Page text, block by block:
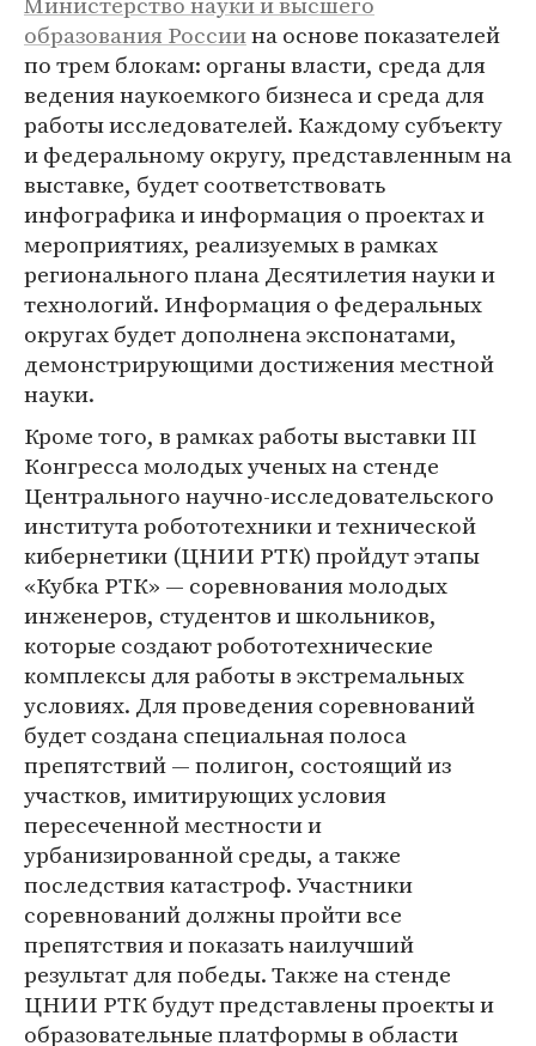
образования Россиина основе показателей
по трем блокам: органы власти, среда для
ведения наукоемкого бизнеса и среда для
работы исследователей. Каждому субъекту
и федеральному округу, представленным на
выставке, будет соответствовать
инфографика и информация о проектах и
мероприятиях, реализуемых в рамках
регионального плана Десятилетия науки и
технологий. Информация о федеральных
округах будет дополнена экспонатами,
демонстрирующими достижения местной
науки.
Кроме того, в рамках работы выставки III
Конгресса молодых ученых на стенде
Центрального научно-исследовательского
института робототехники и технической
кибернетики (ЦНИИ РТК) пройдут этапы
«Кубка РТК» — соревнования молодых
инженеров, студентов и школьников,
которые создают робототехнические
комплексы для работы в экстремальных
условиях. Для проведения соревнований
будет создана специальная полоса
препятствий — полигон, состоящий из
участков, имитирующих условия
пересеченной местности и
урбанизированной среды, а также
последствия катастроф. Участники
соревнований должны пройти все
препятствия и показать наилучший
результат для победы. Также на стенде
ЦНИИ РТК будут представлены проекты и
образовательные платформы в области